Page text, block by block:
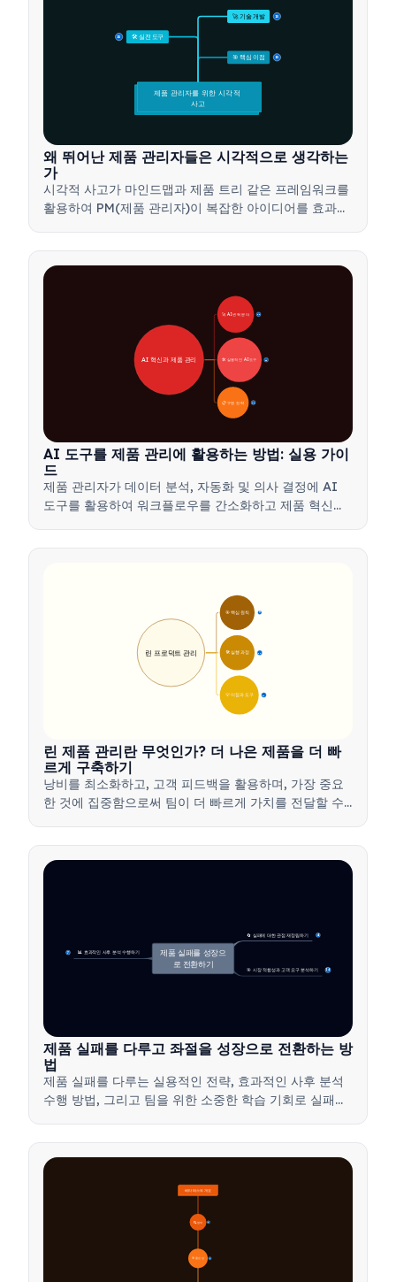
🎯 핵심 이점 15
🛠️ 실전 도구
15
🚀 기술 개발 15
제품 관리자를 위한 시각적
사고
왜 뛰어난 제품 관리자들은 시각적으로 생각하는
가
시각적 사고가 마인드맵과 제품 트리 같은 프레임워크를
활용하여 PM(제품 관리자)이 복잡한 아이디어를 효과적
🚀 AI 변혁 분야 28
🛠️ 실용적인 AI 도구 31
📋 구현 전략
AI 혁신과 제품 관리
AI 도구를 제품 관리에 활용하는 방법: 실용 가이
드
제품 관리자가 데이터 분석, 자동화 및 의사 결정에 AI
도구를 활용하여 워크플로우를 간소화하고 제품 혁신을
🎯 핵심 원칙 9
🛠️ 실행 과정 12
💡 이점과 도구
린 프로덕트 관리
린 제품 관리란 무엇인가? 더 나은 제품을 더 빠
르게 구축하기
낭비를 최소화하고, 고객 피드백을 활용하며, 가장 중요
한 것에 집중함으로써 팀이 더 빠르게 가치를 전달할 수
🔄 실패에 대한 관점 재정립하기 4
📊 효과적인 사후 분석 수행하기
7
🎯 시장 적합성과 고객 요구 분석하기 14
제품 실패를 성장으
로 전환하기
제품 실패를 다루고 좌절을 성장으로 전환하는 방
법
제품 실패를 다루는 실용적인 전략, 효과적인 사후 분석
수행 방법, 그리고 팀을 위한 소중한 학습 기회로 실패를
🔍 정의 4
🎯 중요성 7
베타 테스트 개요